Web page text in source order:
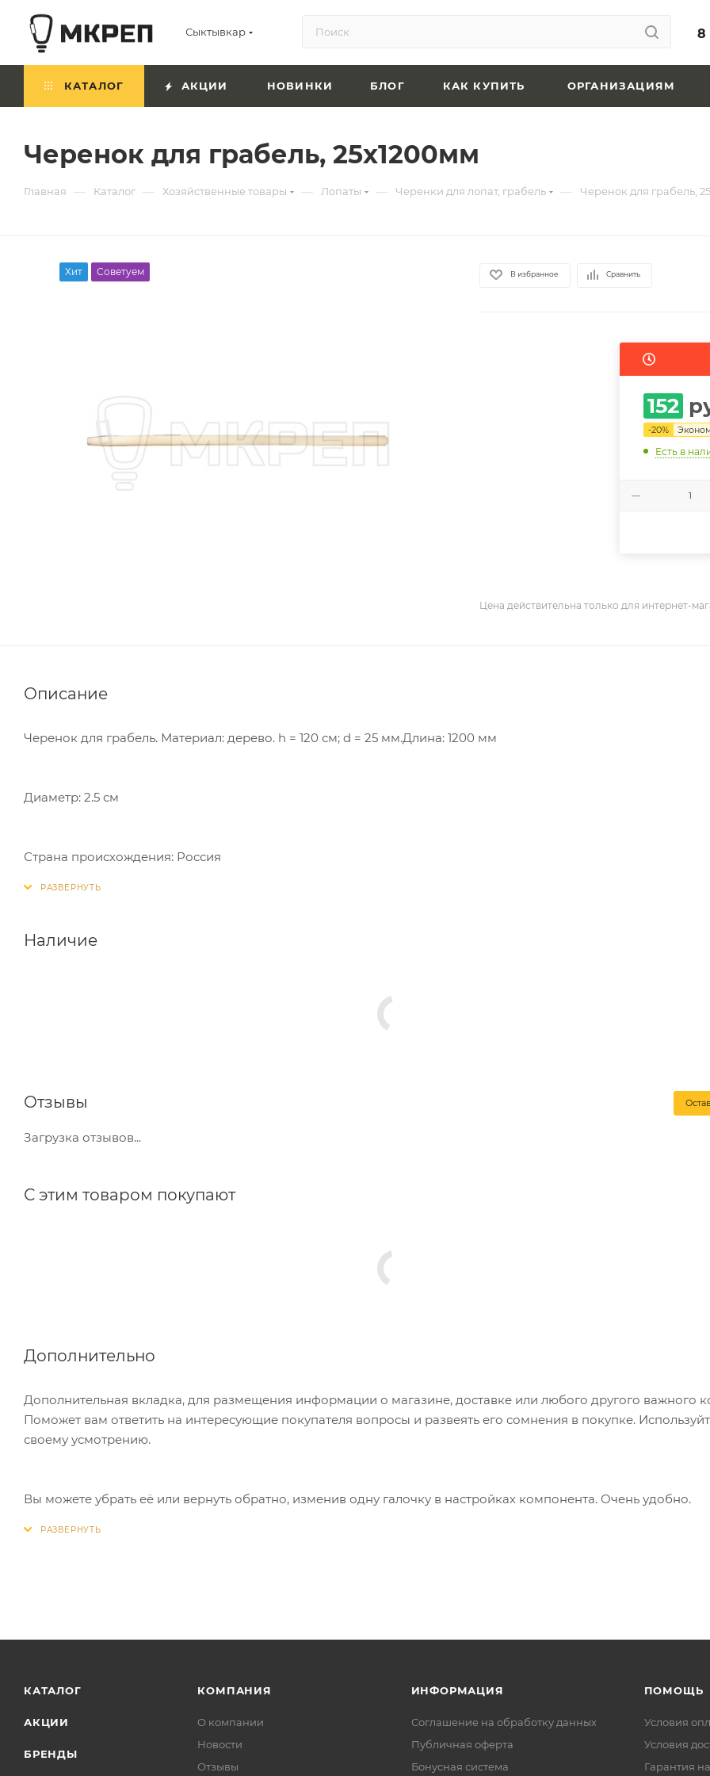
Сыктывкар 8
КАТАЛОГ АКЦИИ НОВИНКИ БЛОГ КАК КУПИТЬ ОРГАНИЗАЦИЯМ
Черенок для грабель, 25х1200мм
Главная — Каталог — Хозяйственные товары — Лопаты — Черенки для лопат, грабель — Черенок для грабель,
Хит Советуем В избранное Сравнить
152
-20%
Есть в
Цена действительна только для интернет-
Описание
Черенок для грабель. Материал: дерево. h = 120 см; d = 25 мм.Длина: 1200 мм
Диаметр: 2.5 см
Страна происхождения: Россия
Наличие
Отзывы
Загрузка отзывов...
С этим товаром покупают
Дополнительно
Дополнительная вкладка, для размещения информации о магазине, доставке или любого другого важного
Поможет вам ответить на интересующие покупателя вопросы и развеять его сомнения в покупке.
своему усмотрению.
Вы можете убрать её или вернуть обратно, изменив одну галочку в настройках компонента. Очень удобно.
КАТАЛОГ
АКЦИИ
БРЕНДЫ
КОМПАНИЯ
О компании
Новости
Отзывы
ИНФОРМАЦИЯ
Соглашение на обработку данных
Публичная оферта
Бонусная система
ПОМОЩЬ
Условия
Условия
Гарантия